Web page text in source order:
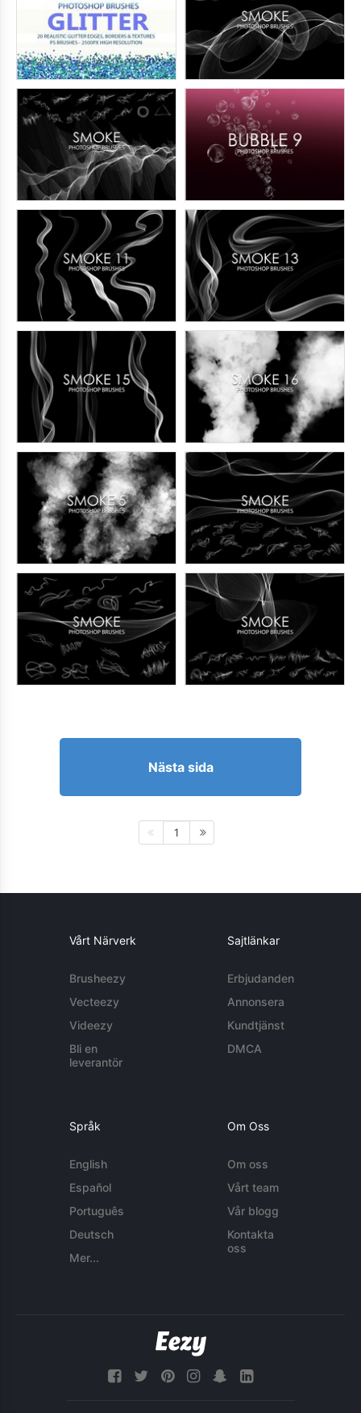
Nästa sida
1
Vårt Närverk
Brusheezy
Vecteezy
Videezy
Bli en
leverantör
Sajtlänkar
Erbjudanden
Annonsera
Kundtjänst
DMCA
Språk
English
Español
Português
Deutsch
Mer...
Om Oss
Om oss
Vårt team
Vår blogg
Kontakta
oss